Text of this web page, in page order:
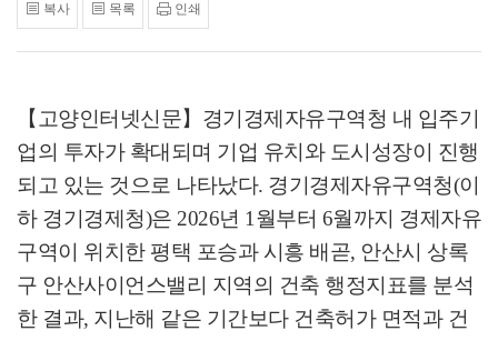
복사 목록 인쇄
【고양인터넷신문】 경기경제자유구역청 내 입주기
업의 투자가 확대되며 기업 유치와 도시성장이 진행
되고 있는 것으로 나타났다. 경기경제자유구역청(이
하 경기경제청)은 2026년 1 월부터 6월까지 경제자유
구역이 위치한 평택 포승과 시흥 배곧, 안산시 상록
구 안산사이언스밸리 지역의 건축 행정지표를 분석
한 결과, 지난해 같은 기간보다 건축허가 면적과 건